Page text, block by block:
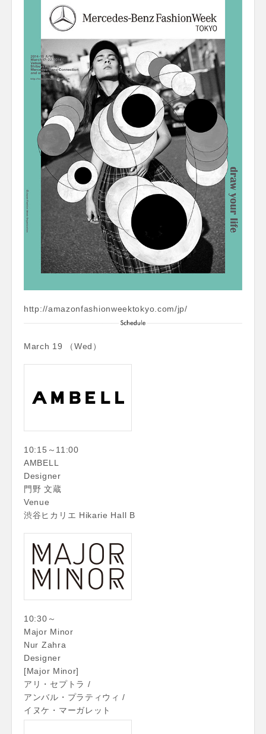
http://amazonfashionweektokyo.com/jp/
March 19 （Wed）
10:15～11:00
AMBELL
Designer
門野 文蔵
Venue
渋谷ヒカリエ Hikarie Hall B
10:30～
Major Minor
Nur Zahra
Designer
[Major Minor]
アリ・セプトラ /
アンバル・プラティウィ /
イヌケ・マーガレット